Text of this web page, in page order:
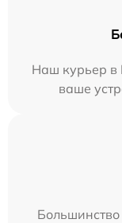
Наш курьер в
ваше